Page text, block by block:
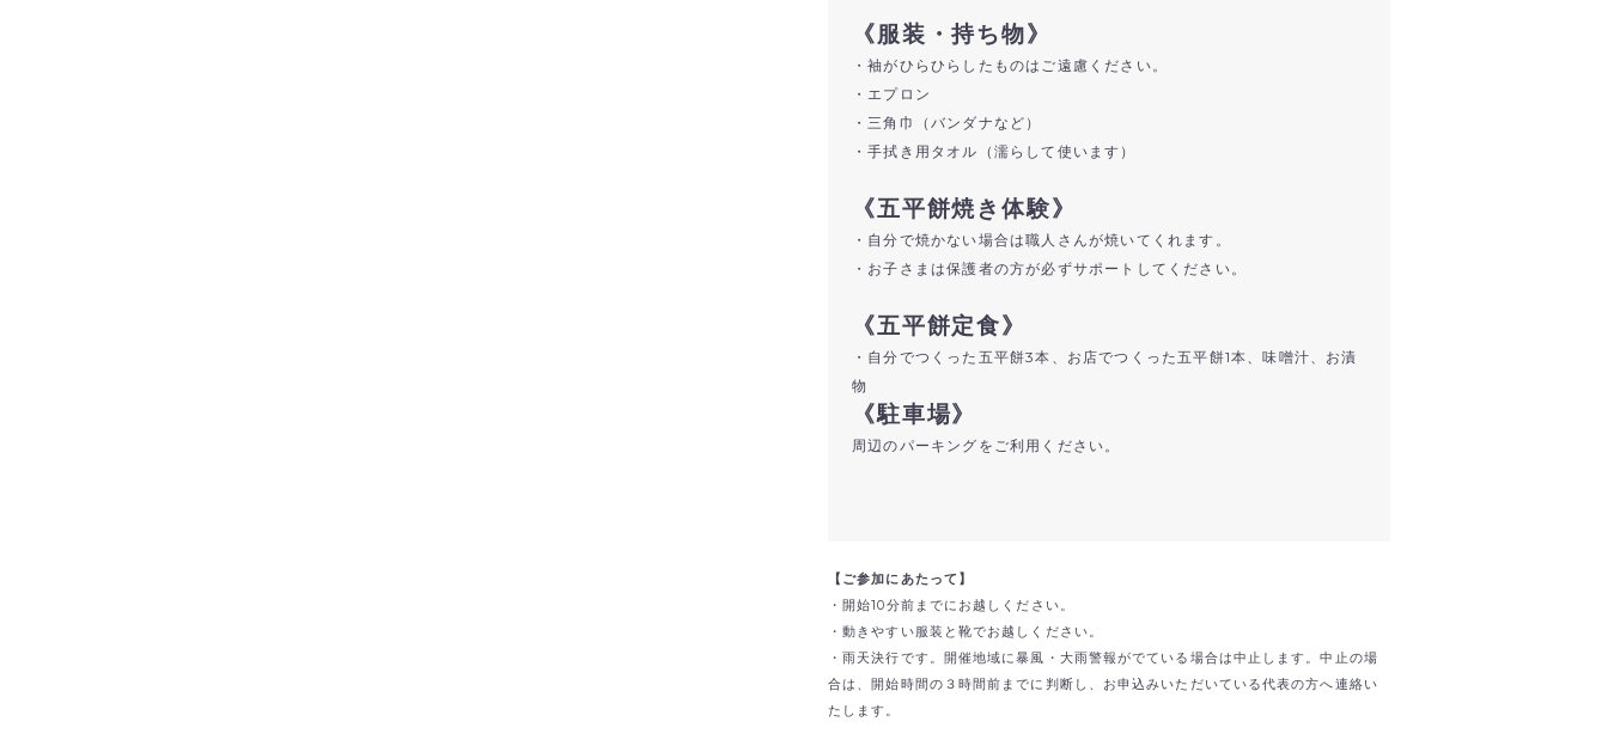
《服装・持ち物》
・袖がひらひらしたものはご遠慮ください。
・エプロン
・三角巾（バンダナなど）
・手拭き用タオル（濡らして使います）
《五平餅焼き体験》
・自分で焼かない場合は職人さんが焼いてくれます。
・お子さまは保護者の方が必ずサポートしてください。
《五平餅定食》
・自分でつくった五平餅3本、お店でつくった五平餅1本、味噌汁、お漬
物
《駐車場》
周辺のパーキングをご利用ください。
【ご参加にあたって】
・開始10分前までにお越しください。
・動きやすい服装と靴でお越しください。
・雨天決行です。開催地域に暴風・大雨警報がでている場合は中止します。中止の場
合は、開始時間の３時間前までに判断し、お申込みいただいている代表の方へ連絡い
たします。